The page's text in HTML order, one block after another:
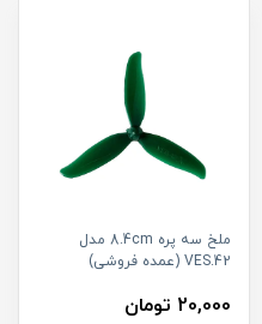
ملخ سه پره 8.4cm مدل
VES.42 (عمده فروشی)
20,000 تومان